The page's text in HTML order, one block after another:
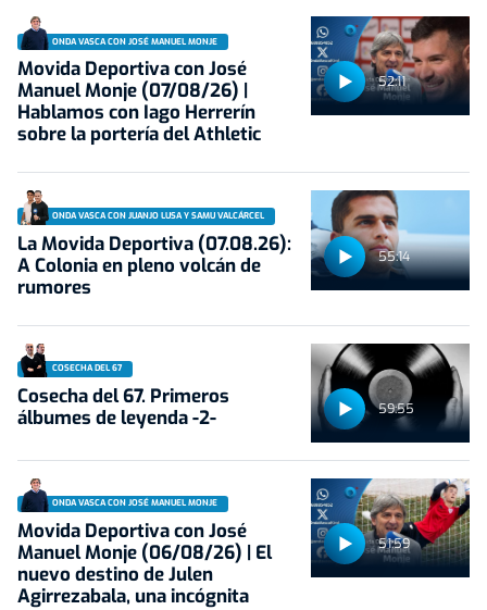
52:11
ONDA VASCA CON JOSÉ MANUEL MONJE
Movida Deportiva con José
Manuel Monje (07/08/26) |
Hablamos con Iago Herrerín
sobre la portería del Athletic
55:14
ONDA VASCA CON JUANJO LUSA Y SAMU VALCÁRCEL
La Movida Deportiva (07.08.26):
A Colonia en pleno volcán de
rumores
59:55
COSECHA DEL 67
Cosecha del 67. Primeros
álbumes de leyenda -2-
51:59
ONDA VASCA CON JOSÉ MANUEL MONJE
Movida Deportiva con José
Manuel Monje (06/08/26) | El
nuevo destino de Julen
Agirrezabala, una incógnita